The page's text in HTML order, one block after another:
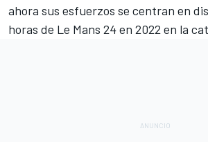
ahora sus esfuerzos se centran en
horas de Le Mans 24 en 2022 en la